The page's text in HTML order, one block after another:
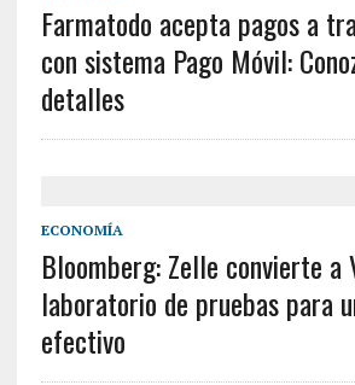
Farmatodo acepta pagos a
con sistema Pago Móvil:
detalles
ECONOMÍA
Bloomberg: Zelle convierte a
laboratorio de pruebas para
efectivo